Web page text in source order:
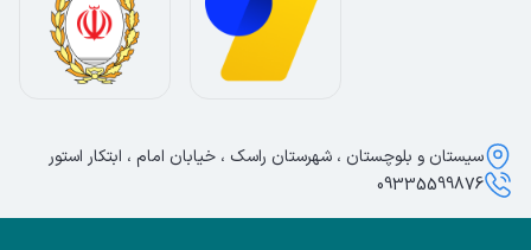
سیستان و بلوچستان ، شهرستان راسک ، خیابان امام ، ابتکار استور
09335599876